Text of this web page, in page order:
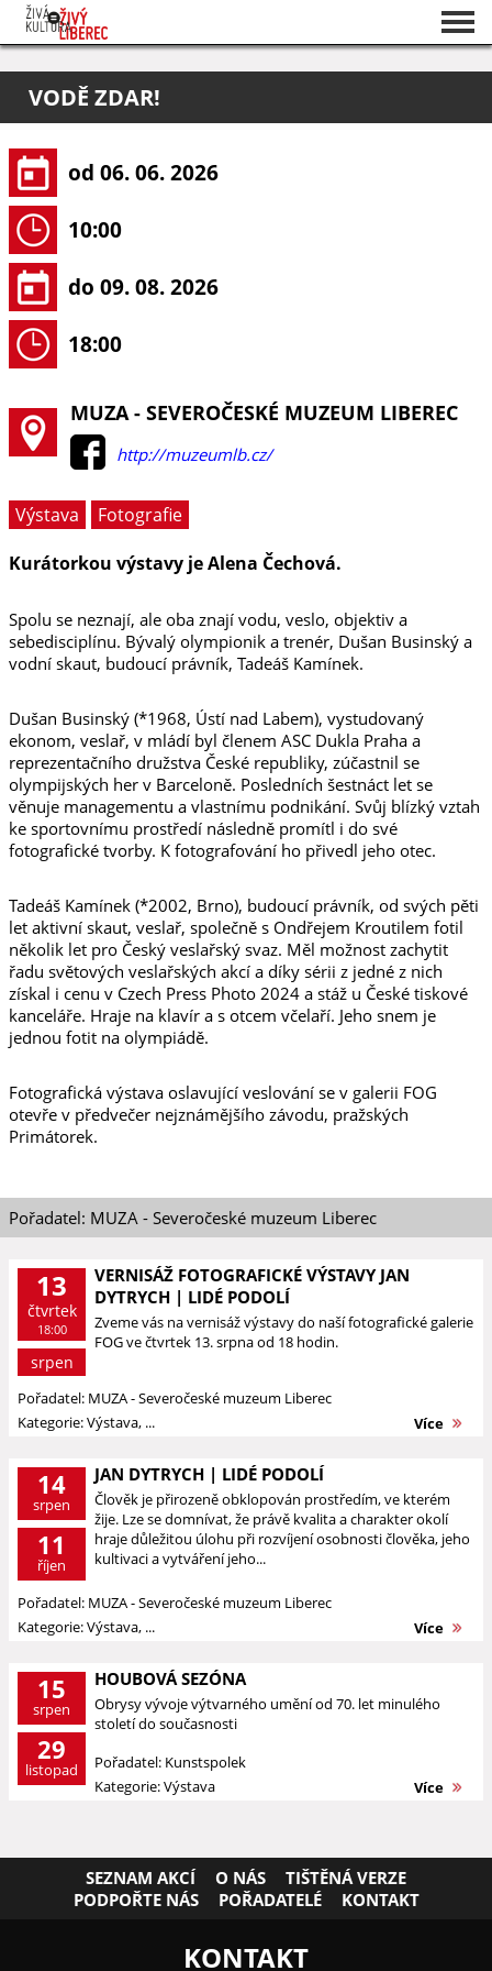
O projektu
Pořadatelé
VODĚ ZDAR!
od 06. 06. 2026
10:00
do 09. 08. 2026
18:00
MUZA - SEVEROČESKÉ MUZEUM LIBEREC
http://muzeumlb.cz/
Výstava
Fotografie
Kurátorkou výstavy je Alena Čechová.
Spolu se neznají, ale oba znají vodu, veslo, objektiv a
sebedisciplínu. Bývalý olympionik a trenér, Dušan Businský a
vodní skaut, budoucí právník, Tadeáš Kamínek.
Dušan Businský (*1968, Ústí nad Labem), vystudovaný
ekonom, veslař, v mládí byl členem ASC Dukla Praha a
reprezentačního družstva České republiky, zúčastnil se
olympijských her v Barceloně. Posledních šestnáct let se
věnuje managementu a vlastnímu podnikání. Svůj blízký vztah
ke sportovnímu prostředí následně promítl i do své
fotografické tvorby. K fotografování ho přivedl jeho otec.
Tadeáš Kamínek (*2002, Brno), budoucí právník, od svých pěti
let aktivní skaut, veslař, společně s Ondřejem Kroutilem fotil
několik let pro Český veslařský svaz. Měl možnost zachytit
řadu světových veslařských akcí a díky sérii z jedné z nich
získal i cenu v Czech Press Photo 2024 a stáž u České tiskové
kanceláře. Hraje na klavír a s otcem včelaří. Jeho snem je
jednou fotit na olympiádě.
Fotografická výstava oslavující veslování se v galerii FOG
otevře v předvečer nejznámějšího závodu, pražských
Primátorek.
Pořadatel: MUZA - Severočeské muzeum Liberec
13
čtvrtek
18:00
srpen
VERNISÁŽ FOTOGRAFICKÉ VÝSTAVY JAN
DYTRYCH | LIDÉ PODOLÍ
Zveme vás na vernisáž výstavy do naší fotografické galerie
FOG ve čtvrtek 13. srpna od 18 hodin.
Pořadatel: MUZA - Severočeské muzeum Liberec
Kategorie: Výstava, ...
Více
14
srpen
11
říjen
JAN DYTRYCH | LIDÉ PODOLÍ
Člověk je přirozeně obklopován prostředím, ve kterém
žije. Lze se domnívat, že právě kvalita a charakter okolí
hraje důležitou úlohu při rozvíjení osobnosti člověka, jeho
kultivaci a vytváření jeho...
Pořadatel: MUZA - Severočeské muzeum Liberec
Kategorie: Výstava, ...
Více
15
srpen
29
listopad
HOUBOVÁ SEZÓNA
Obrysy vývoje výtvarného umění od 70. let minulého
století do současnosti
Pořadatel: Kunstspolek
Kategorie: Výstava
Více
SEZNAM AKCÍ O NÁS
TIŠTĚNÁ VERZE
PODPOŘTE NÁS
POŘADATELÉ KONTAKT
KONTAKT